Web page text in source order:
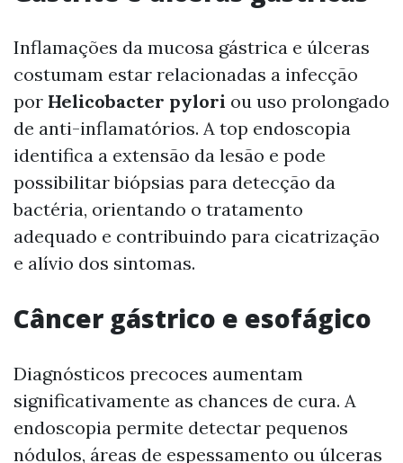
Inflamações da mucosa gástrica e úlceras
costumam estar relacionadas a infecção
por Helicobacter pylori ou uso prolongado
de anti-inflamatórios. A top endoscopia
identifica a extensão da lesão e pode
possibilitar biópsias para detecção da
bactéria, orientando o tratamento
adequado e contribuindo para cicatrização
e alívio dos sintomas.
Câncer gástrico e esofágico
Diagnósticos precoces aumentam
significativamente as chances de cura. A
endoscopia permite detectar pequenos
nódulos, áreas de espessamento ou úlceras